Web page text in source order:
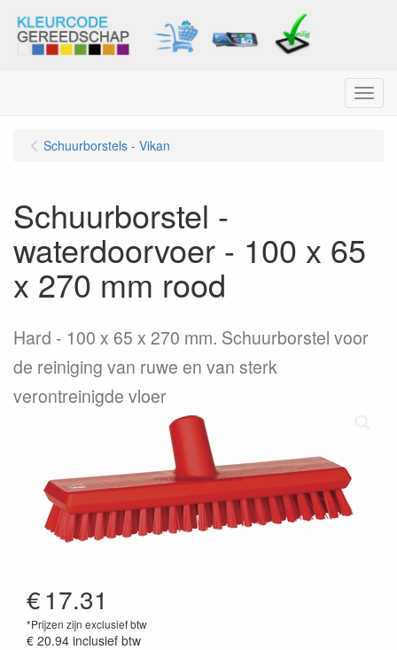
Menu
Schuurborstels - Vikan
Schuurborstel -
waterdoorvoer - 100 x 65
x 270 mm rood
Hard - 100 x 65 x 270 mm. Schuurborstel voor
de reiniging van ruwe en van sterk
verontreinigde vloer
€17.31
*Prijzen zijn exclusief btw
€ 20.94 inclusief btw